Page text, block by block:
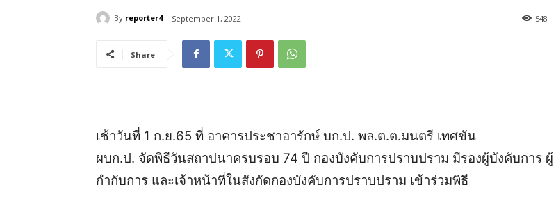
By reporter4 September 1, 2022 548
Share
เช้าวันที่ 1 ก.ย.65 ที่ อาคารประชาอารักษ์ บก.ป. พล.ต.ต.มนตรี เทศขัน
ผบก.ป. จัดพิธีวันสถาปนาครบรอบ 74 ปี กองบังคับการปราบปราม มีรองผู้บังคับการ ผู้
กำกับการ และเจ้าหน้าที่ในสังกัดกองบังคับการปราบปราม เข้าร่วมพิธี